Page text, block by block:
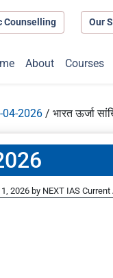
Counselling Our
About Courses
04-2026 / भारत ऊर्जा
2026 by NEXT IAS